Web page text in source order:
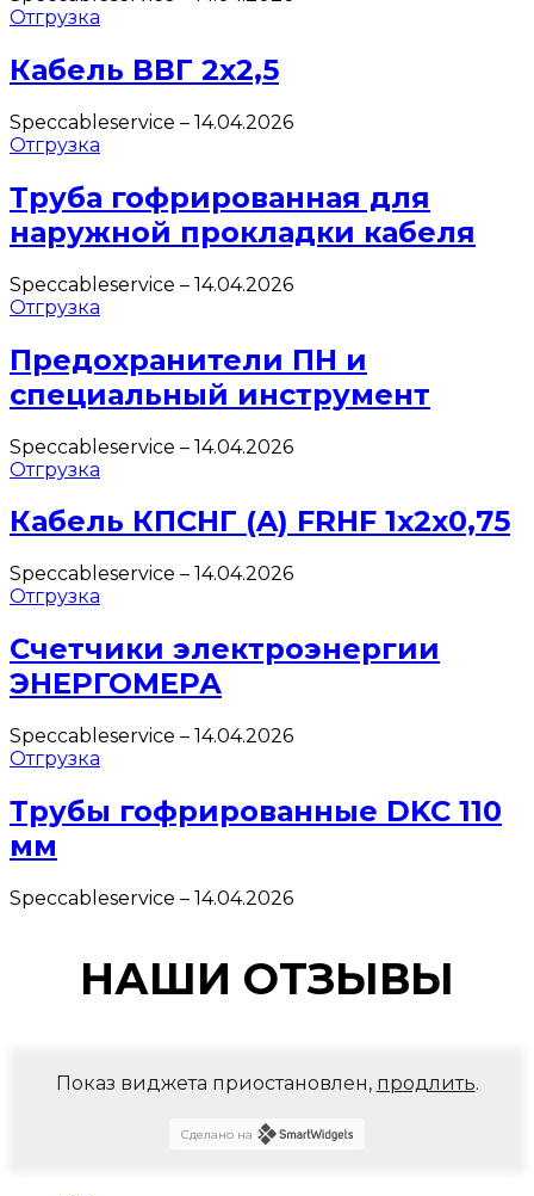
Отгрузка
Кабель ВВГ 2х2,5
Speccableservice – 14.04.2026
Отгрузка
Труба гофрированная для
наружной прокладки кабеля
Speccableservice – 14.04.2026
Отгрузка
Предохранители ПН и
специальный инструмент
Speccableservice – 14.04.2026
Отгрузка
Кабель КПСНГ (A) FRHF 1х2х0,75
Speccableservice – 14.04.2026
Отгрузка
Счетчики электроэнергии
ЭНЕРГОМЕРА
Speccableservice – 14.04.2026
Отгрузка
Трубы гофрированные DKC 110
мм
Speccableservice – 14.04.2026
НАШИ ОТЗЫВЫ
Показ виджета приостановлен, продлить.
Сделано на